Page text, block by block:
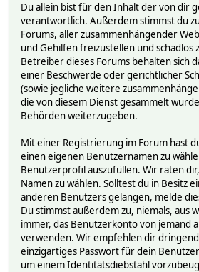
Du allein bist für den Inhalt der von dir
verantwortlich. Außerdem stimmst du
Forums, aller zusammenhängender
und Gehilfen freizustellen und schadlos
Betreiber dieses Forums behalten sich
einer Beschwerde oder gerichtlicher
(sowie jegliche weitere
die von diesem Dienst gesammelt
Behörden weiterzugeben.
Mit einer Registrierung im Forum hast
einen eigenen Benutzernamen zu
Benutzerprofil auszufüllen. Wir raten
Namen zu wählen. Solltest du in Besitz
anderen Benutzers gelangen, melde
Du stimmst außerdem zu, niemals, aus
immer, das Benutzerkonto von jemand
verwenden. Wir empfehlen dir
einzigartiges Passwort für dein
um einem Identitätsdiebstahl